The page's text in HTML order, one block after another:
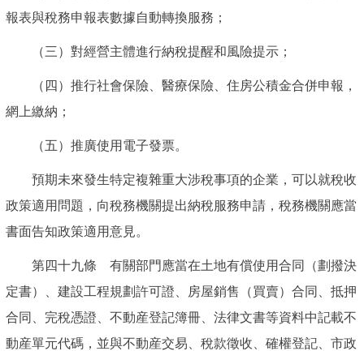
報表與稅務申報表數據自動轉換服務；
（三）對經營主體進行納稅提醒和風險提示；
（四）推行社會保險、醫療保險、住房公積金合併申報，
網上繳納；
（五）推廣使用電子發票。
預期未來發生特定複雜重大涉稅事項的企業，可以就稅收
政策適用問題，向稅務機關提出納稅服務申請，稅務機關應當
書面告知政策適用意見。
第四十九條 有關部門應當在土地有償使用合同（劃撥決
定書）、建設工程規劃許可證、房屋銷售（買賣）合同、抵押
合同、完稅憑證、不動産登記簿冊、法律文書等資料中記載不
動産單元代碼，並與不動産交易、稅款徵收、確權登記、市政